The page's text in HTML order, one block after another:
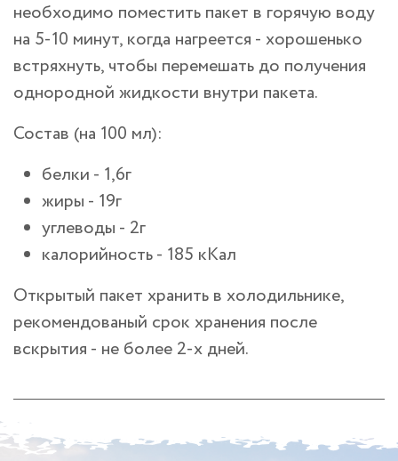
необходимо поместить пакет в горячую воду
на 5-10 минут, когда нагреется - хорошенько
встряхнуть, чтобы перемешать до получения
однородной жидкости внутри пакета.
Состав (на 100 мл):
белки - 1,6г
жиры - 19г
углеводы - 2г
калорийность - 185 кКал
Открытый пакет хранить в холодильнике,
рекомендованый срок хранения после
вскрытия - не более 2-х дней.